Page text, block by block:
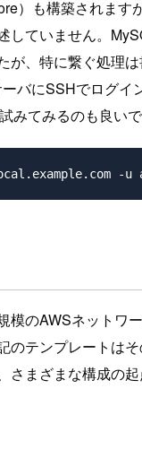
）も構築されます
していません。
が、特に繋ぐ処理は
バにSSHでログイ
みてみるのも良いで
模のAWSネットワ
のテンプレートは
さまざまな構成の